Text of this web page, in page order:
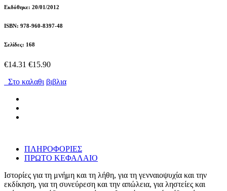
Εκδόθηκε: 20/01/2012
ISBN: 978-960-8397-48
Σελίδες: 168
€14.31 €15.90
Στο καλαθι βιβλια
ΠΛΗΡΟΦΟΡΙΕΣ
ΠΡΩΤΟ ΚΕΦΑΛΑΙΟ
Ιστορίες για τη μνήμη και τη λήθη, για τη γενναιοψυχία και την
εκδίκηση, για τη συνεύρεση και την απώλεια, για ληστείες και